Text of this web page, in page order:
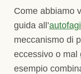
Come abbiamo
guida all’
meccanismo di
eccessivo o
esempio